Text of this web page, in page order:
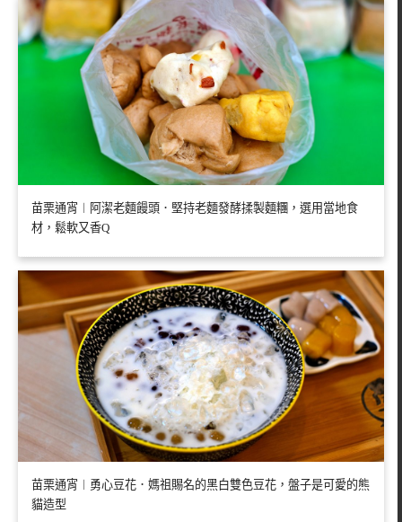
苗栗通宵︱阿潔老麵饅頭．堅持老麵發酵揉製麵糰，選用當地食
材，鬆軟又香Q
苗栗通宵︱勇心豆花．媽祖賜名的黑白雙色豆花，盤子是可愛的熊
貓造型